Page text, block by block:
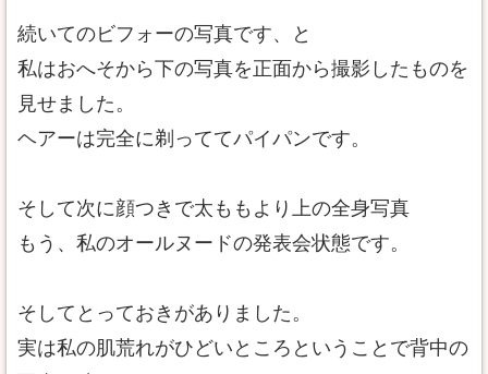
続いてのビフォーの写真です、と
私はおへそから下の写真を正面から撮影したものを
見せました。
ヘアーは完全に剃っててパイパンです。
そして次に顔つきで太ももより上の全身写真
もう、私のオールヌードの発表会状態です。
そしてとっておきがありました。
実は私の肌荒れがひどいところということで背中の